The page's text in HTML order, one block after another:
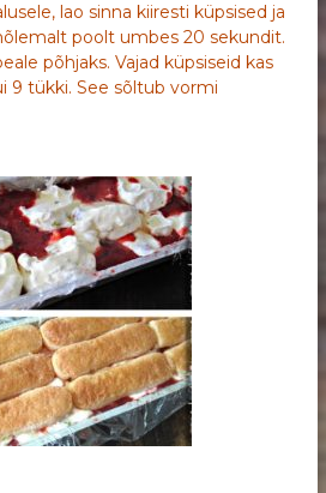
lao sinna kiiresti küpsised ja
poolt umbes 20 sekundit.
põhjaks. Vajad küpsiseid kas
9 tükki. See sõltub vormi